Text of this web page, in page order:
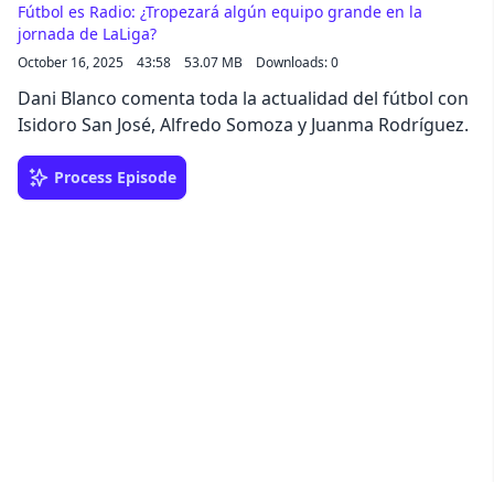
Fútbol es Radio: ¿Tropezará algún equipo grande en la
jornada de LaLiga?
October 16, 2025 43:58 53.07 MB Downloads: 0
Dani Blanco comenta toda la actualidad del fútbol con
Isidoro San José, Alfredo Somoza y Juanma Rodríguez.
Process Episode